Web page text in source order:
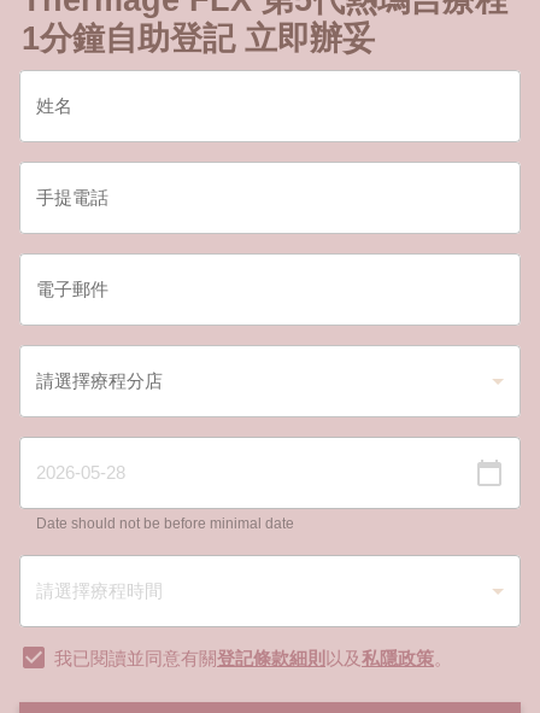
1分鐘自助登記 立即辦妥
Date should not be before minimal date
我已閱讀並同意有關登記條款細則 以及私隱政策。